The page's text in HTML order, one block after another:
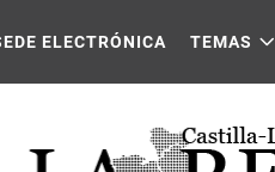
La Mancha
ELECTRÓNICA TEMAS